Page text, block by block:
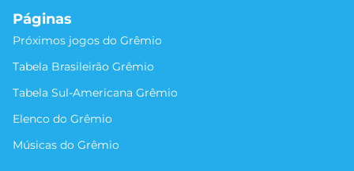
Páginas
Próximos jogos do Grêmio
Tabela Brasileirão Grêmio
Tabela Sul-Americana Grêmio
Elenco do Grêmio
Músicas do Grêmio